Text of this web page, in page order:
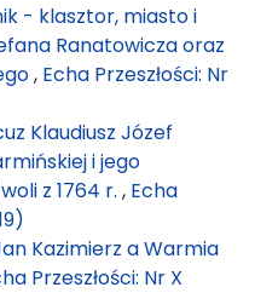
- klasztor, miasto i
Ranatowicza oraz
, Echa Przeszłości: Nr
Klaudiusz Józef
i jego
z 1764 r. , Echa
Kazimierz a Warmia
Przeszłości: Nr X